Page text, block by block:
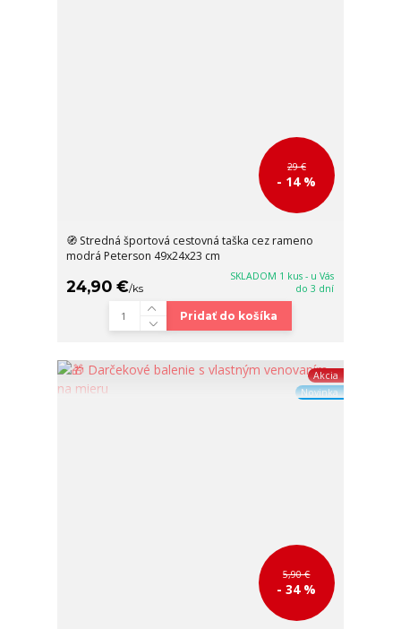
29 €
- 14 %
🧭 Stredná športová cestovná taška cez rameno
modrá Peterson 49x24x23 cm
24,90 €/ks
SKLADOM 1 kus - u Vás
do 3 dní
Pridať do košíka
Akcia
Novinka
5,90 €
- 34 %